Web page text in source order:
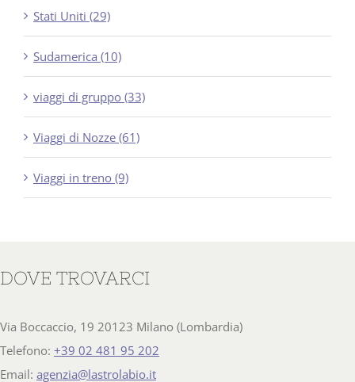
Stati Uniti (29)
Sudamerica (10)
viaggi di gruppo (33)
Viaggi di Nozze (61)
Viaggi in treno (9)
DOVE TROVARCI
Via Boccaccio, 19 20123 Milano (Lombardia)
Telefono: +39 02 481 95 202
Email: agenzia@lastrolabio.it